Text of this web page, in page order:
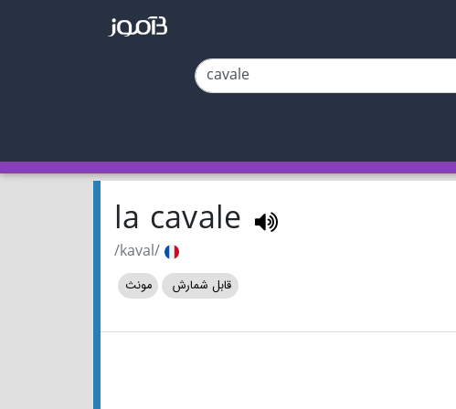
la cavale
/kaval/
قابل شمارش مونث